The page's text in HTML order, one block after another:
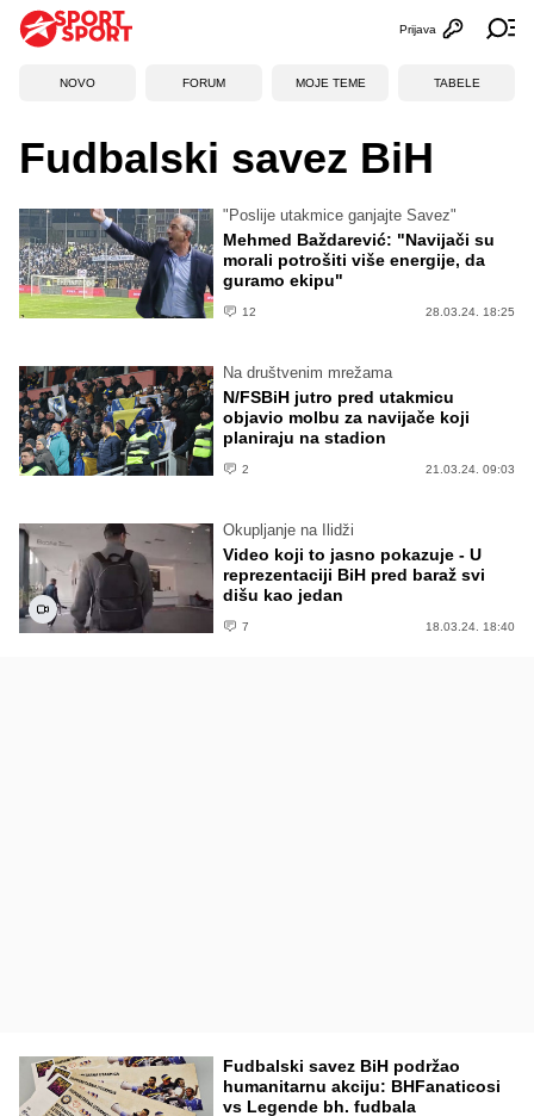
Otvori
Prijava
NOVO FORUM MOJE TEME TABELE
Fudbalski savez BiH
"Poslije utakmice ganjajte Savez"
Mehmed Baždarević: "Navijači su
morali potrošiti više energije, da
guramo ekipu"
12 28.03.24. 18:25
Na društvenim mrežama
N/FSBiH jutro pred utakmicu
objavio molbu za navijače koji
planiraju na stadion
2 21.03.24. 09:03
Okupljanje na Ilidži
Video koji to jasno pokazuje - U
reprezentaciji BiH pred baraž svi
dišu kao jedan
7 18.03.24. 18:40
Fudbalski savez BiH podržao
humanitarnu akciju: BHFanaticosi
vs Legende bh. fudbala